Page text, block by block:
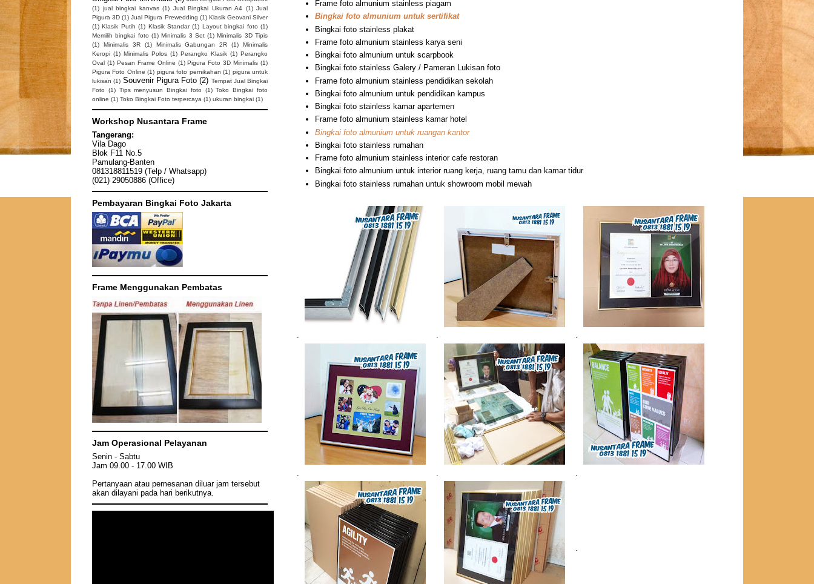
Frame foto almunium stainless piagam
Bingkai foto almunium untuk sertifikat
Bingkai foto stainless plakat
Frame foto almunium stainless karya seni
Bingkai foto almunium untuk scarpbook
Bingkai foto stainless Galery / Pameran Lukisan foto
Frame foto almunium stainless pendidikan sekolah
Bingkai foto almunium untuk pendidikan kampus
Bingkai foto stainless kamar apartemen
Frame foto almunium stainless kamar hotel
Bingkai foto almunium untuk ruangan kantor
Bingkai foto stainless rumahan
Frame foto almunium stainless interior cafe restoran
Bingkai foto almunium untuk interior ruang kerja, ruang tamu dan kamar tidur
Bingkai foto stainless rumahan untuk showroom mobil mewah
. . .
. . .
.
(1) jual bingkai kanvas (1) Jual Bingkai Ukuran A4 (1) Jual
Pigura 3D (1) Jual Pigura Prewedding (1) Klasik Geovani Silver
(1) Klasik Putih (1) Klasik Standar (1) Layout bingkai foto (1)
Memilih bingkai foto (1) Minimalis 3 Set (1) Minimalis 3D Tipis
(1)
Minimalis 3R (1) Minimalis Gabungan 2R (1)
Minimalis
Keropi (1) Minimalis Polos (1) Perangko Klasik (1) Perangko
Oval (1) Pesan Frame Online (1) Pigura Foto 3D Minimalis (1)
Pigura Foto Online (1) pigura foto pernikahan (1) pigura untuk
lukisan (1) Souvenir Pigura Foto (2) Tempat Jual Bingkai
Foto
(1) Tips menyusun Bingkai foto (1) Toko Bingkai foto
online (1) Toko Bingkai Foto terpercaya (1) ukuran bingkai (1)
Workshop Nusantara Frame
Tangerang:
Vila Dago
Blok F11 No.5
Pamulang-Banten
081318811519 (Telp / Whatsapp)
(021) 29050886 (Office)
Pembayaran Bingkai Foto Jakarta
Frame Menggunakan Pembatas
Jam Operasional Pelayanan
Senin - Sabtu
Jam 09.00 - 17.00 WIB
Pertanyaan atau pemesanan diluar jam tersebut
akan dilayani pada hari berikutnya.